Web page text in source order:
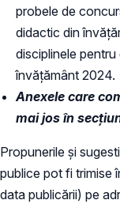
probele de
didactic din
disciplinele
învăţământ 2024.
Anexele care
mai jos în
Propunerile și
publice pot fi trimise
data publicării) pe